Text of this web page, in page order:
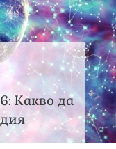
Какво да